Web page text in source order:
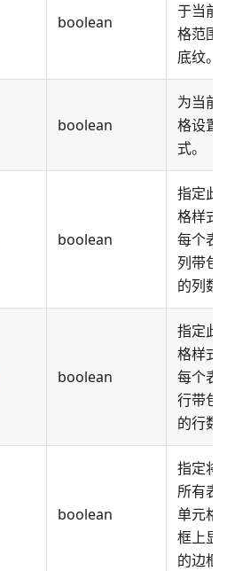
boolean
于当前
格范围
底纹。
boolean
为当前
格设置
式。
boolean
指定此
格样式
每个表
列带包
的列数
boolean
指定此
格样式
每个表
行带包
的行数
boolean
指定将
所有表
单元格
框上显
的边框